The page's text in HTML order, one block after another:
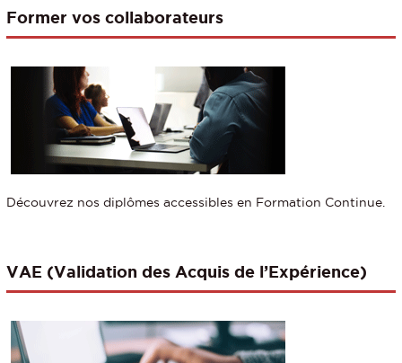
Former vos collaborateurs
Découvrez nos diplômes accessibles en Formation Continue.
VAE (Validation des Acquis de l’Expérience)